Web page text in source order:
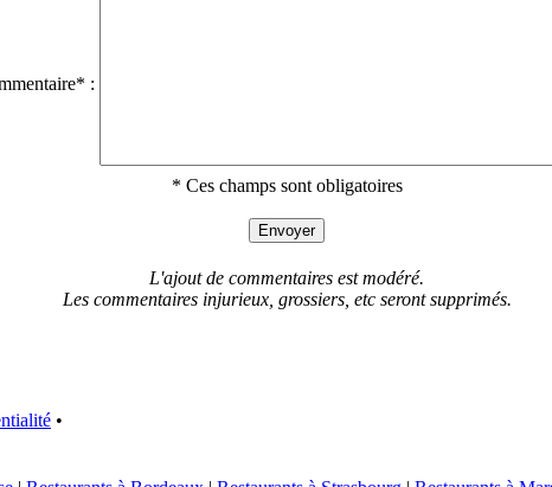
:
* Ces champs sont obligatoires
L'ajout de commentaires est modéré.
Les commentaires injurieux, grossiers, etc seront supprimés.
•